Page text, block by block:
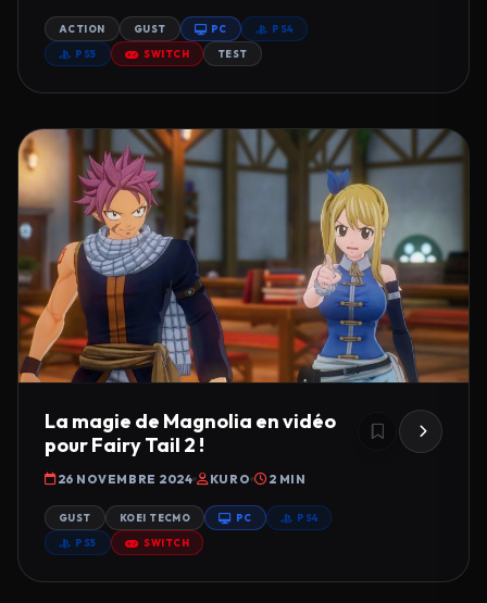
ACTION GUST PC PS4
PS5 SWITCH TEST
La magie de Magnolia en vidéo
pour Fairy Tail 2 !
26 NOVEMBRE 2024 KURO 2 MIN
GUST KOEI TECMO PC PS4
PS5 SWITCH